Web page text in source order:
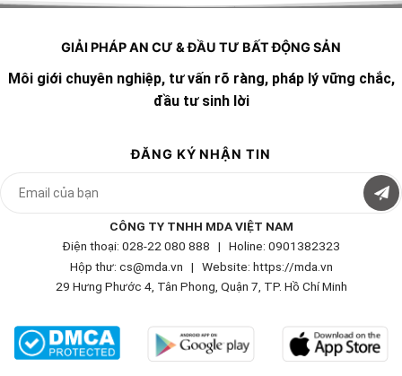
GIẢI PHÁP AN CƯ & ĐẦU TƯ BẤT ĐỘNG SẢN
Môi giới chuyên nghiệp, tư vấn rõ ràng, pháp lý vững chắc,
đầu tư sinh lời
ĐĂNG KÝ NHẬN TIN
CÔNG TY TNHH MDA VIỆT NAM
Điện thoại: 028-22 080 888 | Holine: 0901382323
Hộp thư: cs@mda.vn | Website: https://mda.vn
29 Hưng Phước 4, Tân Phong, Quận 7, TP. Hồ Chí Minh